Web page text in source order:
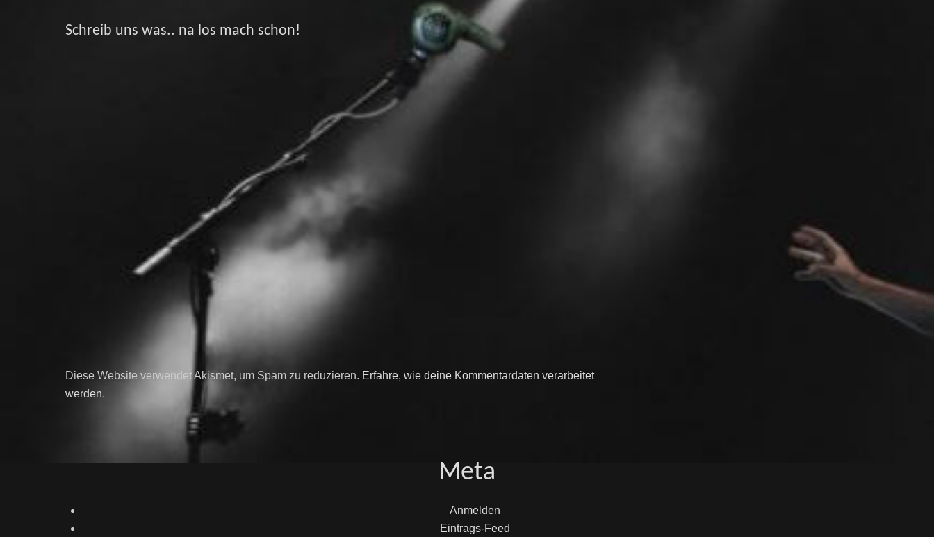
Schreib uns was.. na los mach schon!
Diese Website verwendet Akismet, um Spam zu reduzieren. Erfahre, wie deine Kommentardaten verarbeitet
werden.
Meta
Anmelden
Eintrags-Feed